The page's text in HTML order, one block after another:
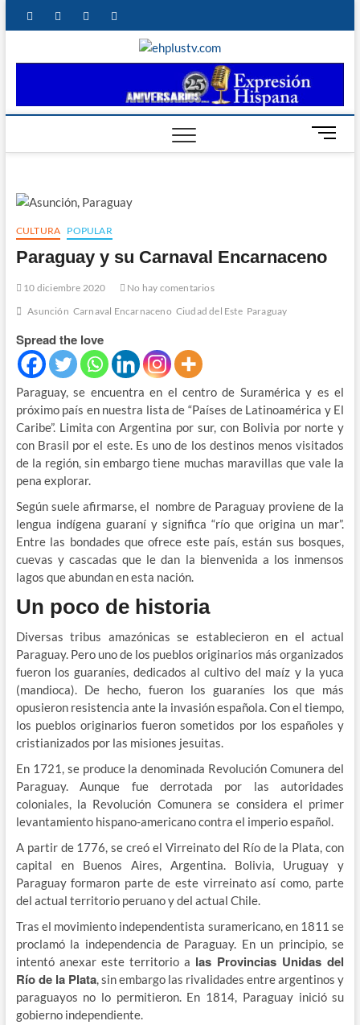
facebooktwitter instagram
PLUS
B
o
m
CULTURA POPULAR
Paraguay y su Carnaval Encarnaceno
10 diciembre 2020
No hay comentarios
Asunción Carnaval Encarnaceno Ciudad del Este Paraguay
Spread the love
Paraguay, se encuentra en el centro de Suramérica y es el
próximo país en nuestra lista de “Países de Latinoamérica y El
Caribe”. Limita con Argentina por sur, con Bolivia por norte y
con Brasil por el este. Es uno de los destinos menos visitados
de la región, sin embargo tiene muchas maravillas que vale la
pena explorar.
Según suele afirmarse, el nombre de Paraguay proviene de la
lengua indígena guaraní y significa “río que origina un mar”.
Entre las bondades que ofrece este país, están sus bosques,
cuevas y cascadas que le dan la bienvenida a los inmensos
lagos que abundan en esta nación.
Un poco de historia
Diversas tribus amazónicas se establecieron en el actual
Paraguay. Pero uno de los pueblos originarios más organizados
fueron los guaraníes, dedicados al cultivo del maíz y la yuca
(mandioca). De hecho, fueron los guaraníes los que más
opusieron resistencia ante la invasión española. Con el tiempo,
los pueblos originarios fueron sometidos por los españoles y
cristianizados por las misiones jesuitas.
En 1721, se produce la denominada Revolución Comunera del
Paraguay. Aunque fue derrotada por las autoridades
coloniales, la Revolución Comunera se considera el primer
levantamiento hispano-americano contra el imperio español.
A partir de 1776, se creó el Virreinato del Río de la Plata, con
capital en Buenos Aires, Argentina. Bolivia, Uruguay y
Paraguay formaron parte de este virreinato así como, parte
del actual territorio peruano y del actual Chile.
Tras el movimiento independentista suramericano, en 1811 se
proclamó la independencia de Paraguay. En un principio, se
intentó anexar este territorio a las Provincias Unidas del
Río de la Plata, sin embargo las rivalidades entre argentinos y
paraguayos no lo permitieron. En 1814, Paraguay inició su
gobierno independiente.